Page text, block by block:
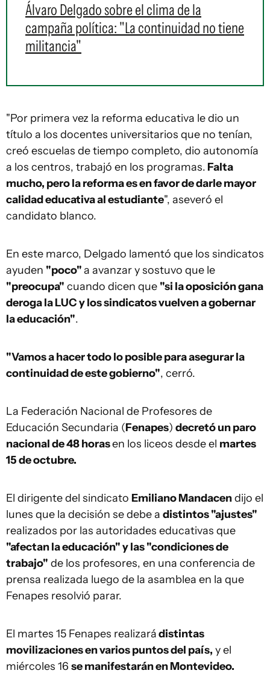
Álvaro Delgado sobre el clima de la
campaña política: "La continuidad no tiene
militancia"
"Por primera vez la reforma educativa le dio un
título a los docentes universitarios que no tenían,
creó escuelas de tiempo completo, dio autonomía
a los centros, trabajó en los programas. Falta
mucho, pero la reforma es en favor de darle mayor
calidad educativa al estudiante", aseveró el
candidato blanco.
En este marco, Delgado lamentó que los sindicatos
ayuden "poco"a avanzar y sostuvo que le
"preocupa" cuando dicen que "si la oposición gana
deroga la LUC y los sindicatos vuelven a gobernar
la educación".
"Vamos a hacer todo lo posible para asegurar la
continuidad de este gobierno", cerró.
La Federación Nacional de Profesores de
Educación Secundaria (Fenapes) decretó un paro
nacional de 48 horasen los liceos desde el martes
15 de octubre.
El dirigente del sindicato Emiliano Mandacendijo el
lunes que la decisión se debe a distintos "ajustes"
realizados por las autoridades educativas que
"afectan la educación" y las "condiciones de
trabajo" de los profesores, en una conferencia de
prensa realizada luego de la asamblea en la que
Fenapes resolvió parar.
El martes 15 Fenapes realizarádistintas
movilizaciones en varios puntos del país, y el
miércoles 16 se manifestarán en Montevideo.